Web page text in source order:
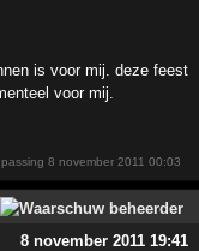
is voor mij. deze feest
voor mij.
8 november 2011 00:03
8 november 2011 19:41